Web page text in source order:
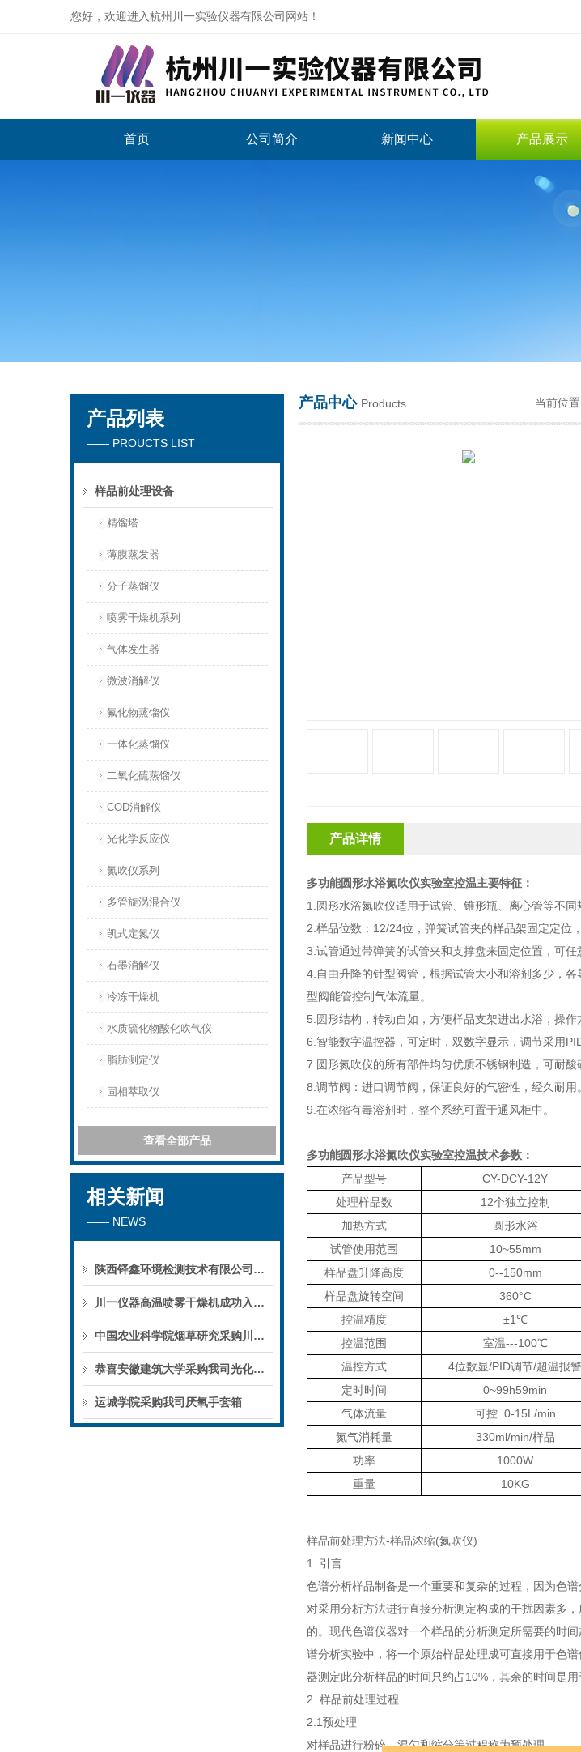
您好，欢迎进入杭州川一实验仪器有限公司网站！
杭州川一实验仪器有限公司
首页 公司简介 新闻中心 产品展示
产品列表
—— PROUCTS LIST
样品前处理设备
精馏塔
薄膜蒸发器
分子蒸馏仪
喷雾干燥机系列
气体发生器
微波消解仪
氟化物蒸馏仪
一体化蒸馏仪
二氧化硫蒸馏仪
COD消解仪
光化学反应仪
氮吹仪系列
多管旋涡混合仪
凯式定氮仪
石墨消解仪
冷冻干燥机
水质硫化物酸化吹气仪
脂肪测定仪
固相萃取仪
查看全部产品
相关新闻
—— NEWS
陕西铎鑫环境检测技术有限公司采购我司全自动液液萃取仪
川一仪器高温喷雾干燥机成功入驻鄱阳职业学院，助力职业教育实训平台升级
中国农业科学院烟草研究采购川一仪器喷雾干燥机
恭喜安徽建筑大学采购我司光化学反应仪
运城学院采购我司厌氧手套箱
产品中心 Products 当前位置
产品详情
多功能圆形水浴氮吹仪实验室控温主要特征：
1.圆形水浴氮吹仪适用于试管、锥形瓶、离心管等不同
2.样品位数：12/24位，弹簧试管夹的样品架固定定位
3.试管通过带弹簧的试管夹和支撑盘来固定位置，可任
4.自由升降的针型阀管，根据试管大小和溶剂多少，
型阀能管控制气体流量。
5.圆形结构，转动自如，方便样品支架进出水浴，操作
6.智能数字温控器，可定时，双数字显示，调节采用
7.圆形氮吹仪的所有部件均匀优质不锈钢制造，可耐酸
8.调节阀：进口调节阀，保证良好的气密性，经久耐用。
9.在浓缩有毒溶剂时，整个系统可置于通风柜中。
多功能圆形水浴氮吹仪实验室控温技术参数：
产品型号
CY-DCY-12Y
处理样品数
12个独立控制
加热方式
圆形水浴
试管使用范围
10~55mm
样品盘升降高度
0--150mm
样品盘旋转空间
360°C
控温精度
±1℃
控温范围
室温---100℃
温控方式
4位数显/PID调节/超温报警
定时时间
0~99h59min
气体流量
可控0-15L/min
氮气消耗量
330ml/min/样品
功率
1000W
重量
10KG
样品前处理方法-样品浓缩(氮吹仪)
1. 引言
色谱分析样品制备是一个重要和复杂的过程，因为色
对采用分析方法进行直接分析测定构成的干扰因素多
的。现代色谱仪器对一个样品的分析测定所需要的时
谱分析实验中，将一个原始样品处理成可直接用于色
器测定此分析样品的时间只约占10%，其余的时间是用
2. 样品前处理过程
2.1预处理
对样品进行粉碎、混匀和缩分等过程称为预处理。